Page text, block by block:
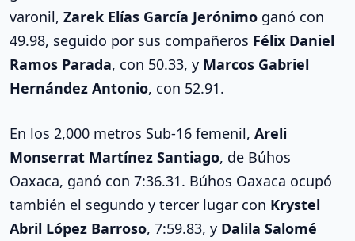
varonil, Zarek Elías García Jerónimo ganó con
49.98, seguido por sus compañeros Félix Daniel
Ramos Parada, con 50.33, y Marcos Gabriel
Hernández Antonio, con 52.91.
En los 2,000 metros Sub-16 femenil, Areli
Monserrat Martínez Santiago, de Búhos
Oaxaca, ganó con 7:36.31. Búhos Oaxaca ocupó
también el segundo y tercer lugar con Krystel
Abril López Barroso, 7:59.83, y Dalila Salomé